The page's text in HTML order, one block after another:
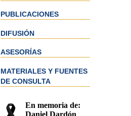
PUBLICACIONES
DIFUSIÓN
ASESORÍAS
MATERIALES Y FUENTES
DE CONSULTA
En memoria de:
Daniel Dardón